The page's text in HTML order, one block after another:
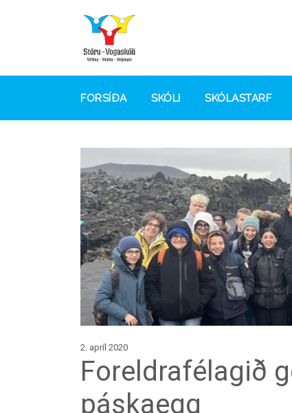
FORSÍÐA SKÓLI SKÓLASTARF
2. apríl 2020
Foreldrafélagið
páskaegg